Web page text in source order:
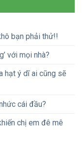
bạn phải thử!!
với mọi nhà?
hạt ý dĩ ai cũng sẽ
cái đầu?
chị em đê mê